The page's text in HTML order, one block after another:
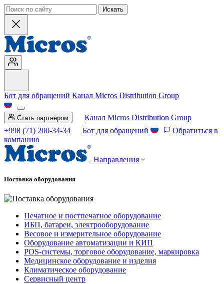
Искать
Бот для обращений Канал Micros Distribution Group
Стать партнёром
Канал Micros Distribution Group
+998 (71) 200-34-34
Бот для обращений
Обратиться в
компанию
Направления
Поставка оборудования
Печатное и постпечатное оборудование
ИБП, батареи, электрооборудование
Весовое и измерительное оборудование
Оборудование автоматизации и КИП
POS-системы, торговое оборудование, маркировка
Медицинское оборудование и изделия
Климатическое оборудование
Сервисный центр